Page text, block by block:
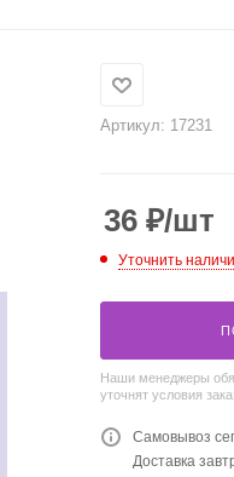
Артикул: 17231
36 ₽/шт
Уточнить
Наши менеджеры
уточнят условия
Самовывоз
Доставка